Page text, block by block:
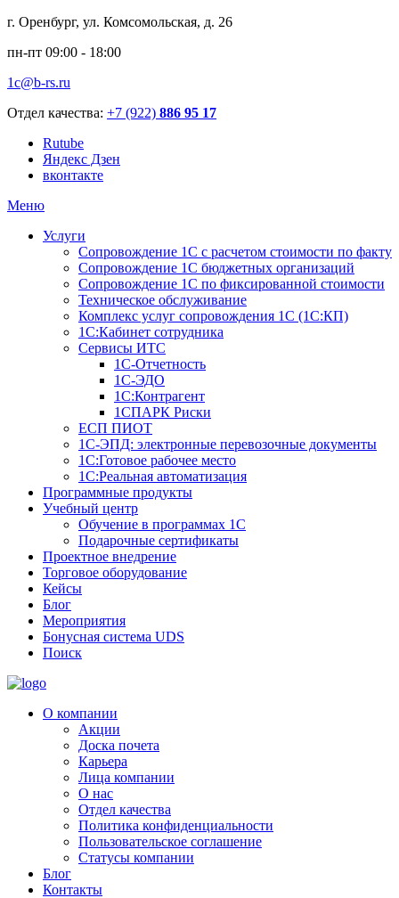
г. Оренбург, ул. Комсомольская, д. 26
пн-пт 09:00 - 18:00
1c@b-rs.ru
Отдел качества: +7 (922) 886 95 17
Rutube
Яндекс Дзен
вконтакте
Меню
Услуги
Сопровождение 1С с расчетом стоимости по факту
Сопровождение 1С бюджетных организаций
Сопровождение 1С по фиксированной стоимости
Техническое обслуживание
Комплекс услуг сопровождения 1С (1С:КП)
1С:Кабинет сотрудника
Сервисы ИТС
1С-Отчетность
1С-ЭДО
1С:Контрагент
1СПАРК Риски
ЕСП ПИОТ
1С-ЭПД: электронные перевозочные документы
1С:Готовое рабочее место
1С:Реальная автоматизация
Программные продукты
Учебный центр
Обучение в программах 1С
Подарочные сертификаты
Проектное внедрение
Торговое оборудование
Кейсы
Блог
Мероприятия
Бонусная система UDS
Поиск
О компании
Акции
Доска почета
Карьера
Лица компании
О нас
Отдел качества
Политика конфиденциальности
Пользовательское соглашение
Статусы компании
Блог
Контакты